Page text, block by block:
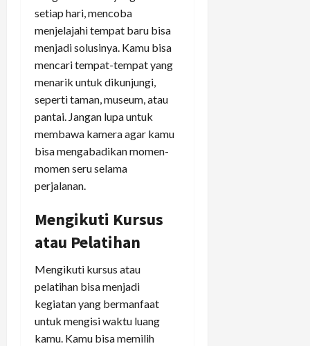
setiap hari, mencoba
menjelajahi tempat baru bisa
menjadi solusinya. Kamu bisa
mencari tempat-tempat yang
menarik untuk dikunjungi,
seperti taman, museum, atau
pantai. Jangan lupa untuk
membawa kamera agar kamu
bisa mengabadikan momen-
momen seru selama
perjalanan.
Mengikuti Kursus
atau Pelatihan
Mengikuti kursus atau
pelatihan bisa menjadi
kegiatan yang bermanfaat
untuk mengisi waktu luang
kamu. Kamu bisa memilih